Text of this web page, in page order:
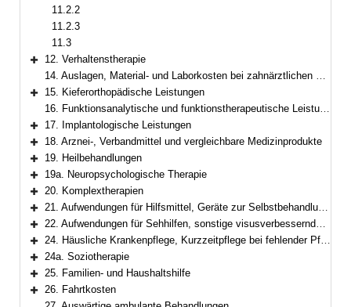
11.2.2
11.2.3
11.3
Bereich erweitern
12. Verhaltenstherapie
14. Auslagen, Material- und Laborkosten bei zahnärztlichen Leistungen
Bereich erweitern
15. Kieferorthopädische Leistungen
16. Funktionsanalytische und funktionstherapeutische Leistungen
Bereich erweitern
17. Implantologische Leistungen
Bereich erweitern
18. Arznei-, Verbandmittel und vergleichbare Medizinprodukte
Bereich erweitern
19. Heilbehandlungen
Bereich erweitern
19a. Neuropsychologische Therapie
Bereich erweitern
20. Komplextherapien
Bereich erweitern
21. Aufwendungen für Hilfsmittel, Geräte zur Selbstbehandlung und Selbstkontrolle sowie für Körperersatzstücke
Bereich erweitern
22. Aufwendungen für Sehhilfen, sonstige visusverbessernde Maßnahmen
Bereich erweitern
24. Häusliche Krankenpflege, Kurzzeitpflege bei fehlender Pflegebedürftigkeit
Bereich erweitern
24a. Soziotherapie
Bereich erweitern
25. Familien- und Haushaltshilfe
Bereich erweitern
26. Fahrtkosten